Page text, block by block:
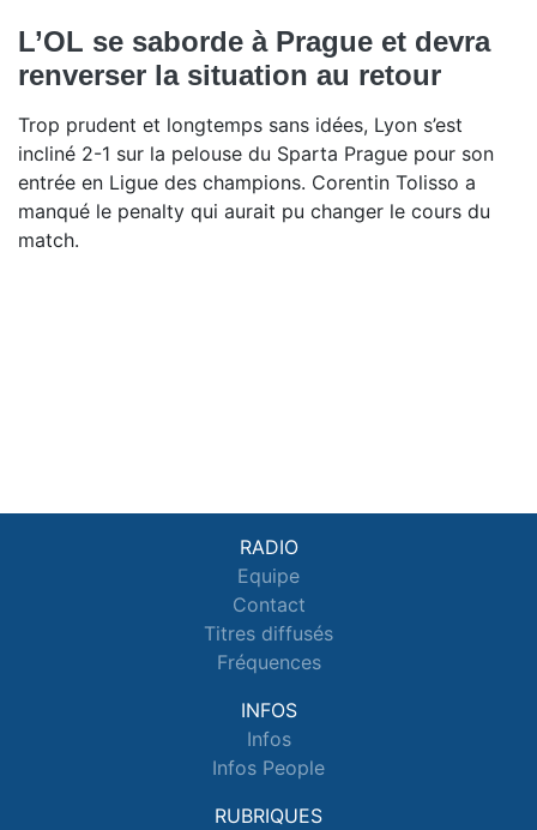
L’OL se saborde à Prague et devra
renverser la situation au retour
Trop prudent et longtemps sans idées, Lyon s’est
incliné 2-1 sur la pelouse du Sparta Prague pour son
entrée en Ligue des champions. Corentin Tolisso a
manqué le penalty qui aurait pu changer le cours du
match.
RADIO
Equipe
Contact
Titres diffusés
Fréquences
INFOS
Infos
Infos People
RUBRIQUES